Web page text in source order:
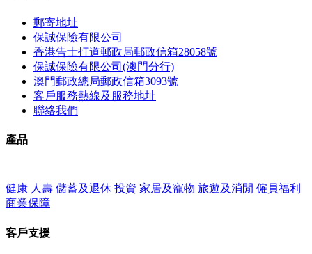
郵寄地址
保誠保險有限公司
香港告士打道郵政局郵政信箱28058號
保誠保險有限公司(澳門分行)
澳門郵政總局郵政信箱3093號
客戶服務熱線及服務地址
聯絡我們
產品
健康 人壽 儲蓄及退休 投資 家居及寵物 旅遊及消閒 僱員福利
商業保障
客戶支援